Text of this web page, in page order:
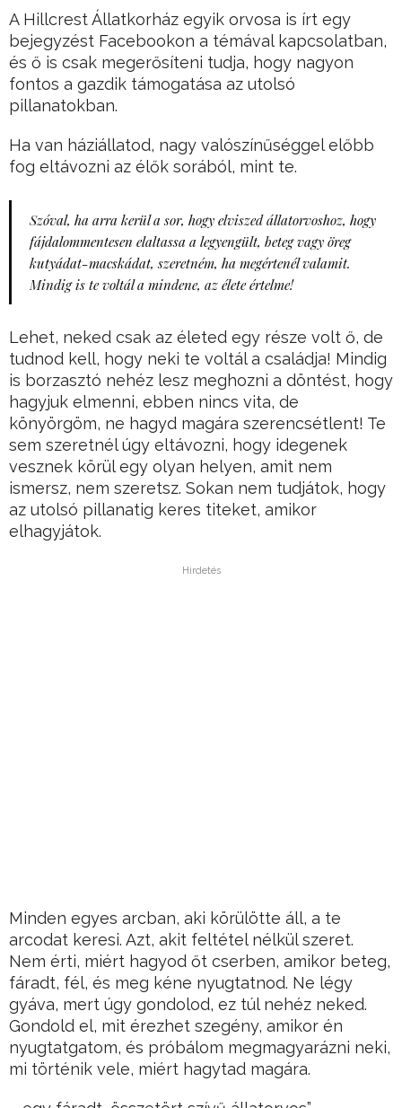
A Hillcrest Állatkorház egyik orvosa is írt egy
bejegyzést Facebookon a témával kapcsolatban,
és ő is csak megerősíteni tudja, hogy nagyon
fontos a gazdik támogatása az utolsó
pillanatokban.
Ha van háziállatod, nagy valószínűséggel előbb
fog eltávozni az élők sorából, mint te.
Szóval, ha arra kerül a sor, hogy elviszed állatorvoshoz, hogy
fájdalommentesen elaltassa a legyengült, beteg vagy öreg
kutyádat-macskádat, szeretném, ha megértenél valamit.
Mindig is te voltál a mindene, az élete értelme!
Lehet, neked csak az életed egy része volt ő, de
tudnod kell, hogy neki te voltál a családja! Mindig
is borzasztó nehéz lesz meghozni a döntést, hogy
hagyjuk elmenni, ebben nincs vita, de
könyörgöm, ne hagyd magára szerencsétlent! Te
sem szeretnél úgy eltávozni, hogy idegenek
vesznek körül egy olyan helyen, amit nem
ismersz, nem szeretsz. Sokan nem tudjátok, hogy
az utolsó pillanatig keres titeket, amikor
elhagyjátok.
Hirdetés
Minden egyes arcban, aki körülötte áll, a te
arcodat keresi. Azt, akit feltétel nélkül szeret.
Nem érti, miért hagyod őt cserben, amikor beteg,
fáradt, fél, és meg kéne nyugtatnod. Ne légy
gyáva, mert úgy gondolod, ez túl nehéz neked.
Gondold el, mit érezhet szegény, amikor én
nyugtatgatom, és próbálom megmagyarázni neki,
mi történik vele, miért hagytad magára.